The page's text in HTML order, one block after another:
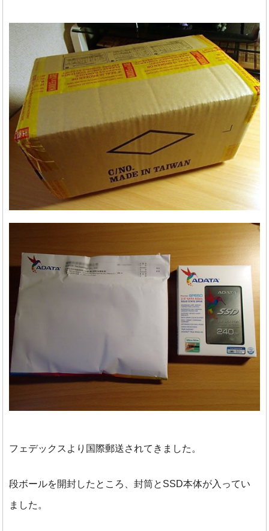
フェデックスより国際郵送されてきました。
段ボールを開封したところ、封筒とSSD本体が入ってい
ました。